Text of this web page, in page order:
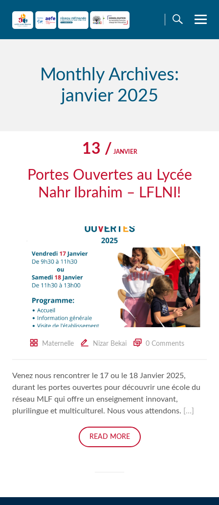
content
Monthly Archives:
janvier 2025
13 / JANVIER
Portes Ouvertes au Lycée
Nahr Ibrahim – LFLNI!
Maternelle Nizar Bekai 0 Comments
Venez nous rencontrer le 17 ou le 18 Janvier 2025,
durant les portes ouvertes pour découvrir une école du
réseau MLF qui offre un enseignement innovant,
plurilingue et multiculturel. Nous vous attendons.
[…]
READ MORE